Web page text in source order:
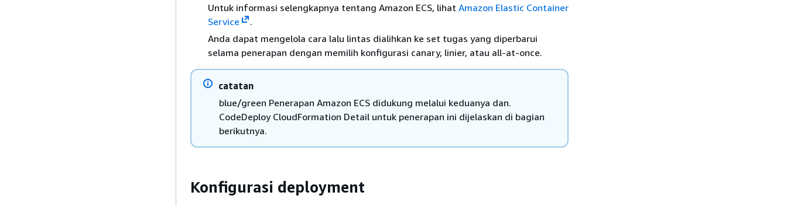
Untuk informasi selengkapnya tentang Amazon ECS, lihat Amazon Elastic Container
Service
.
Anda dapat mengelola cara lalu lintas dialihkan ke set tugas yang diperbarui
selama penerapan dengan memilih konfigurasi canary, linier, atau all-at-once.
catatan
blue/green Penerapan Amazon ECS didukung melalui keduanya dan.
CodeDeploy CloudFormation Detail untuk penerapan ini dijelaskan di bagian
berikutnya.
Konfigurasi deployment